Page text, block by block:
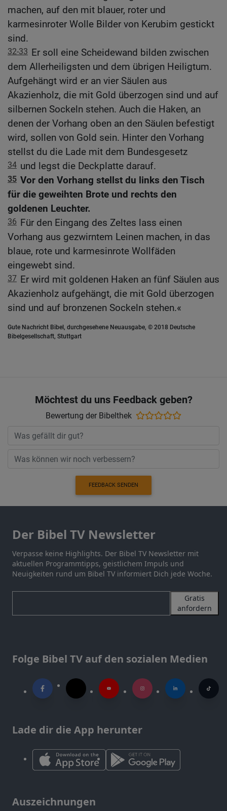
machen, auf den mit blauer, roter und
karmesinroter Wolle Bilder von Kerubim gestickt
sind.
32-33 Er soll eine Scheidewand bilden zwischen
dem Allerheiligsten und dem übrigen Heiligtum.
Aufgehängt wird er an vier Säulen aus
Akazienholz, die mit Gold überzogen sind und auf
silbernen Sockeln stehen. Auch die Haken, an
denen der Vorhang oben an den Säulen befestigt
wird, sollen von Gold sein. Hinter den Vorhang
stellst du die Lade mit dem Bundesgesetz
34 und legst die Deckplatte darauf.
35 Vor den Vorhang stellst du links den Tisch
für die geweihten Brote und rechts den
goldenen Leuchter.
36 Für den Eingang des Zeltes lass einen
Vorhang aus gezwirntem Leinen machen, in das
blaue, rote und karmesinrote Wollfäden
eingewebt sind.
37 Er wird mit goldenen Haken an fünf Säulen aus
Akazienholz aufgehängt, die mit Gold überzogen
sind und auf bronzenen Sockeln stehen.«
Gute Nachricht Bibel, durchgesehene Neuausgabe, © 2018 Deutsche
Bibelgesellschaft, Stuttgart
Möchtest du uns Feedback geben?
Bewertung der Bibelthek
FEEDBACK SENDEN
Der Bibel TV Newsletter
Verpasse keine Highlights. Der Bibel TV Newsletter mit
aktuellen Programmtipps, geistlichem Impuls und
Neuigkeiten rund um Bibel TV informiert Dich jede Woche.
Gratis
anfordern
Folge Bibel TV auf den sozialen Medien
Lade dir die App herunter
Auszeichnungen